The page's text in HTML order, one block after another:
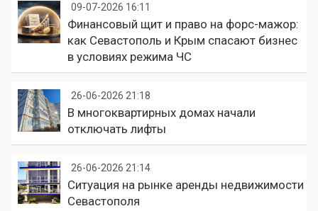
09-07-2026 16:11
Финансовый щит и право на форс-мажор:
как Севастополь и Крым спасают бизнес
в условиях режима ЧС
26-06-2026 21:18
В многоквартирных домах начали
отключать лифты
26-06-2026 21:14
Ситуация на рынке аренды недвижимости
Севастополя